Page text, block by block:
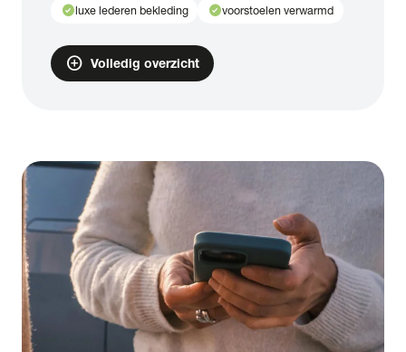
check_circleluxe lederen bekleding check_circlevoorstoelen verwarmd
add_circle Volledig overzicht